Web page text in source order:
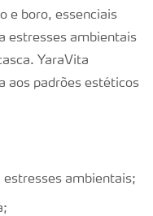
e boro, essenciais
estresses ambientais
YaraVita
aos padrões estéticos
ambientais;